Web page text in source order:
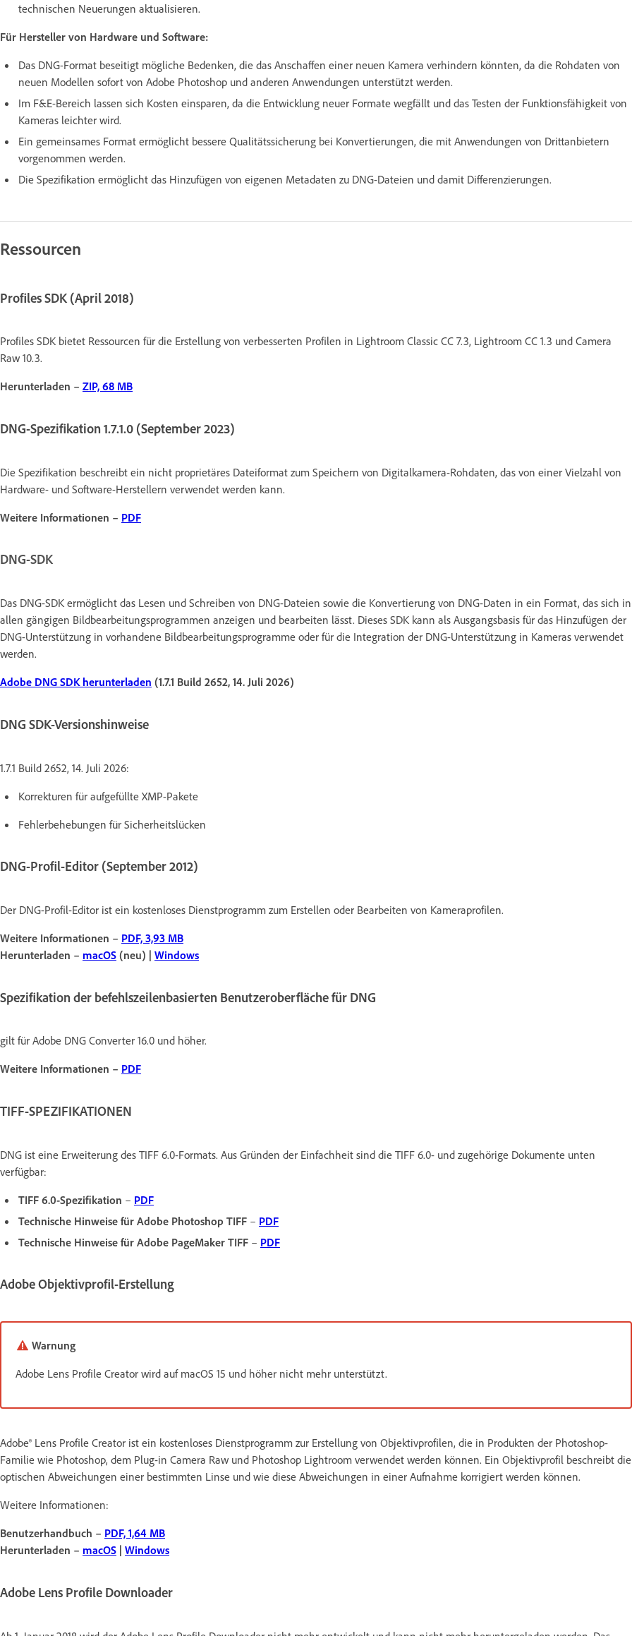
technischen Neuerungen aktualisieren.
Für Hersteller von Hardware und Software:
Das DNG-Format beseitigt mögliche Bedenken, die das Anschaffen einer neuen Kamera verhindern könnten, da die Rohdaten von
neuen Modellen sofort von Adobe Photoshop und anderen Anwendungen unterstützt werden.
Im F&E-Bereich lassen sich Kosten einsparen, da die Entwicklung neuer Formate wegfällt und das Testen der Funktionsfähigkeit von
Kameras leichter wird.
Ein gemeinsames Format ermöglicht bessere Qualitätssicherung bei Konvertierungen, die mit Anwendungen von Drittanbietern
vorgenommen werden.
Die Spezifikation ermöglicht das Hinzufügen von eigenen Metadaten zu DNG-Dateien und damit Differenzierungen.
Ressourcen
Profiles SDK (April 2018)
Profiles SDK bietet Ressourcen für die Erstellung von verbesserten Profilen in Lightroom Classic CC 7.3, Lightroom CC 1.3 und Camera
Raw 10.3.
Herunterladen – ZIP, 68 MB
DNG-Spezifikation 1.7.1.0 (September 2023)
Die Spezifikation beschreibt ein nicht proprietäres Dateiformat zum Speichern von Digitalkamera-Rohdaten, das von einer Vielzahl von
Hardware- und Software-Herstellern verwendet werden kann.
Weitere Informationen – PDF
DNG-SDK
Das DNG-SDK ermöglicht das Lesen und Schreiben von DNG-Dateien sowie die Konvertierung von DNG-Daten in ein Format, das sich in
allen gängigen Bildbearbeitungsprogrammen anzeigen und bearbeiten lässt. Dieses SDK kann als Ausgangsbasis für das Hinzufügen der
DNG-Unterstützung in vorhandene Bildbearbeitungsprogramme oder für die Integration der DNG-Unterstützung in Kameras verwendet
werden.
Adobe DNG SDK herunterladen (1.7.1 Build 2652, 14. Juli 2026)
DNG SDK-Versionshinweise
1.7.1 Build 2652, 14. Juli 2026:
Korrekturen für aufgefüllte XMP-Pakete
Fehlerbehebungen für Sicherheitslücken
DNG-Profil-Editor (September 2012)
Der DNG-Profil-Editor ist ein kostenloses Dienstprogramm zum Erstellen oder Bearbeiten von Kameraprofilen.
Weitere Informationen – PDF, 3,93 MB
Herunterladen – macOS (neu) | Windows
Spezifikation der befehlszeilenbasierten Benutzeroberfläche für DNG
gilt für Adobe DNG Converter 16.0 und höher.
Weitere Informationen – PDF
TIFF-SPEZIFIKATIONEN
DNG ist eine Erweiterung des TIFF 6.0-Formats. Aus Gründen der Einfachheit sind die TIFF 6.0- und zugehörige Dokumente unten
verfügbar:
TIFF 6.0-Spezifikation – PDF
Technische Hinweise für Adobe Photoshop TIFF – PDF
Technische Hinweise für Adobe PageMaker TIFF – PDF
Adobe Objektivprofil-Erstellung
Warnung
Adobe Lens Profile Creator wird auf macOS 15 und höher nicht mehr unterstützt.
Adobe® Lens Profile Creator ist ein kostenloses Dienstprogramm zur Erstellung von Objektivprofilen, die in Produkten der Photoshop-
Familie wie Photoshop, dem Plug-in Camera Raw und Photoshop Lightroom verwendet werden können. Ein Objektivprofil beschreibt die
optischen Abweichungen einer bestimmten Linse und wie diese Abweichungen in einer Aufnahme korrigiert werden können.
Weitere Informationen:
Benutzerhandbuch – PDF, 1,64 MB
Herunterladen – macOS | Windows
Adobe Lens Profile Downloader